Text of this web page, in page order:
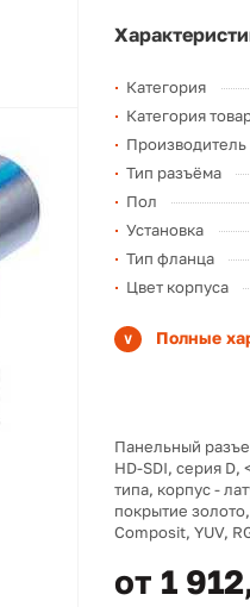
Категория
Категория
Производитель
Тип разъёма
Пол
Установка
Тип фланца
Цвет корпуса
Полные
Панельный
HD-SDI, серия
типа, корпус -
покрытие
Composit, YUV,
от 1